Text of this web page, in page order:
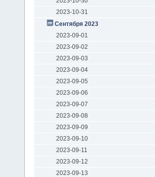
2023-10-31
Сентября 2023
2023-09-01
2023-09-02
2023-09-03
2023-09-04
2023-09-05
2023-09-06
2023-09-07
2023-09-08
2023-09-09
2023-09-10
2023-09-11
2023-09-12
2023-09-13